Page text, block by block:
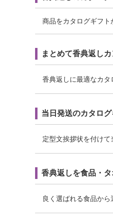
商品をカタログギフト
まとめて香典返し
香典返しに最適なカタ
当日発送のカタログ
定型文挨拶状を付けて
香典返しを食品・
良く選ばれる食品から